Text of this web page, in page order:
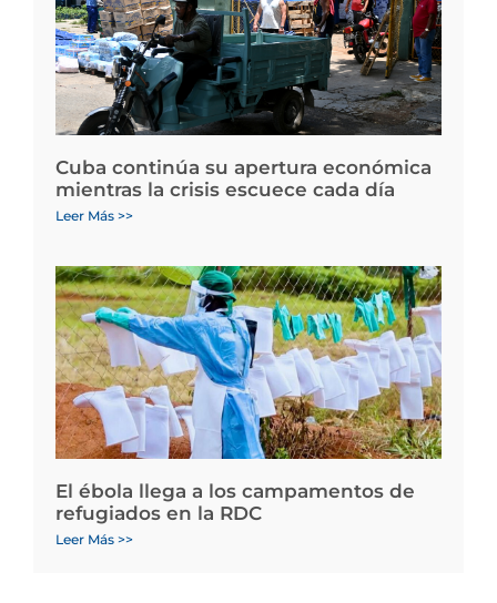
Cuba continúa su apertura económica
mientras la crisis escuece cada día
Leer Más >>
El ébola llega a los campamentos de
refugiados en la RDC
Leer Más >>